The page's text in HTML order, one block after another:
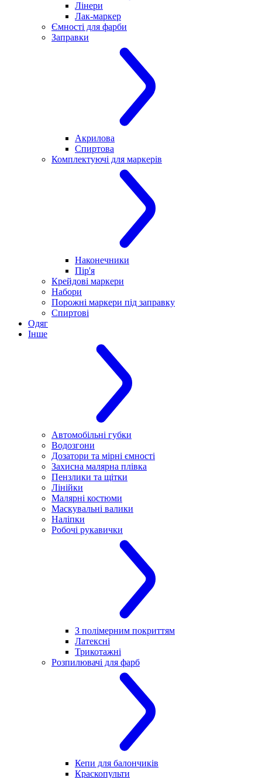
Лінери
Лак-маркер
Ємності для фарби
Заправки
Акрилова
Спиртова
Комплектуючі для маркерів
Наконечники
Пір'я
Крейдові маркери
Набори
Порожні маркери під заправку
Спиртові
Одяг
Інше
Автомобільні губки
Водозгони
Дозатори та мірні ємності
Захисна малярна плівка
Пензлики та щітки
Лінійки
Малярні костюми
Маскувальні валики
Наліпки
Робочі рукавички
З полімерним покриттям
Латексні
Трикотажні
Розпилювачі для фарб
Кепи для балончиків
Краскопульти